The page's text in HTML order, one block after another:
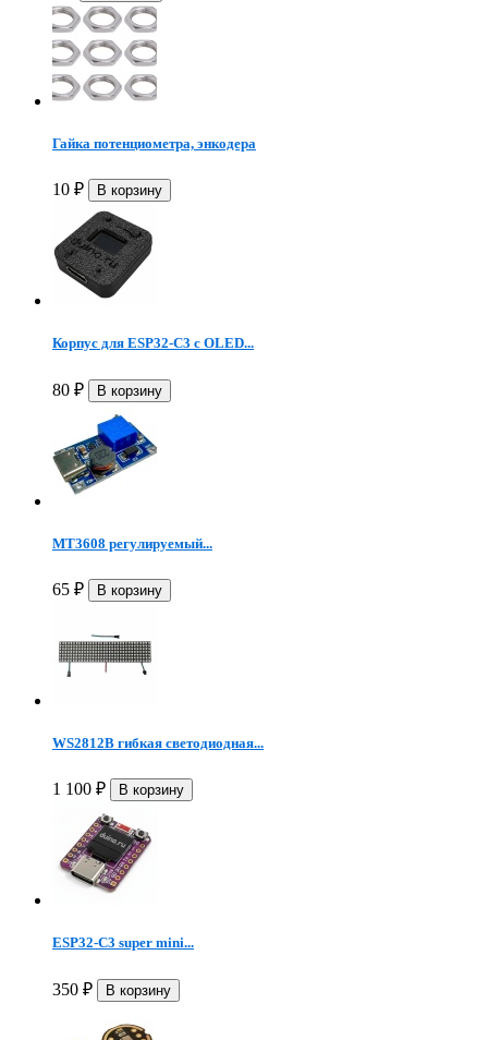
Гайка потенциометра, энкодера
10 ₽
Корпус для ESP32-C3 с OLED...
80 ₽
MT3608 регулируемый...
65 ₽
WS2812B гибкая светодиодная...
1 100 ₽
ESP32-C3 super mini...
350 ₽